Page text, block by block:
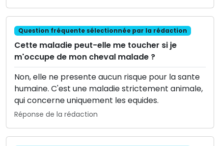
Question fréquente sélectionnée par la rédaction
Cette maladie peut-elle me toucher si je
m'occupe de mon cheval malade ?
Non, elle ne presente aucun risque pour la sante
humaine. C'est une maladie strictement animale,
qui concerne uniquement les equides.
Réponse de la rédaction